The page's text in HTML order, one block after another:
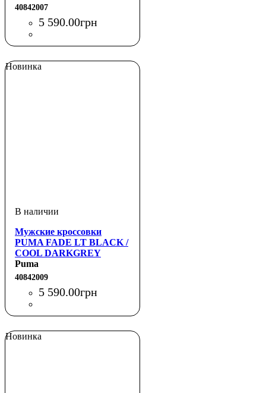
40842007
5 590.00грн
Новинка
Мужские кроссовки
PUMA FADE LT BLACK /
COOL DARKGREY
Puma
40842009
5 590.00грн
Новинка